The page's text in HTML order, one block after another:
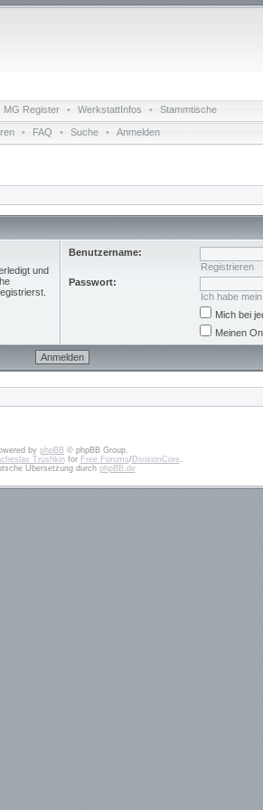
MG Register • WerkstattInfos • Stammtische
• FAQ • Suche • Anmelden
und
Benutzername:
Registrieren
Passwort:
Ich habe
Mich bei
Meinen
by phpBB © phpBB Group.
Trushkinfor Free Forums/DivisionCore.
Übersetzung durch phpBB.de